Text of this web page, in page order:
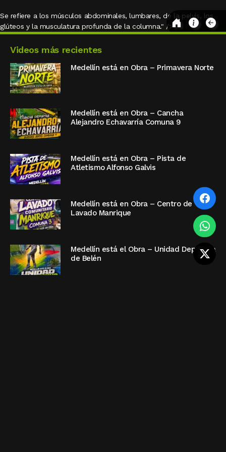
Se refiere a los músculos abdominales, lumbares, de la pelvis, los
glúteos y la musculatura profunda de la columna." />
Videos más recientes
Medellín está en Obra – Primavera Norte
Medellín está en Obra – Cancha
Alejandro Echavarría Comuna 9
Medellín está en Obra – Pista de
Atletismo Alfonso Galvis
Medellín está en Obra – Centro de
Lavado Manrique
Medellín está el Obra – Unidad Deportiva
de Belén